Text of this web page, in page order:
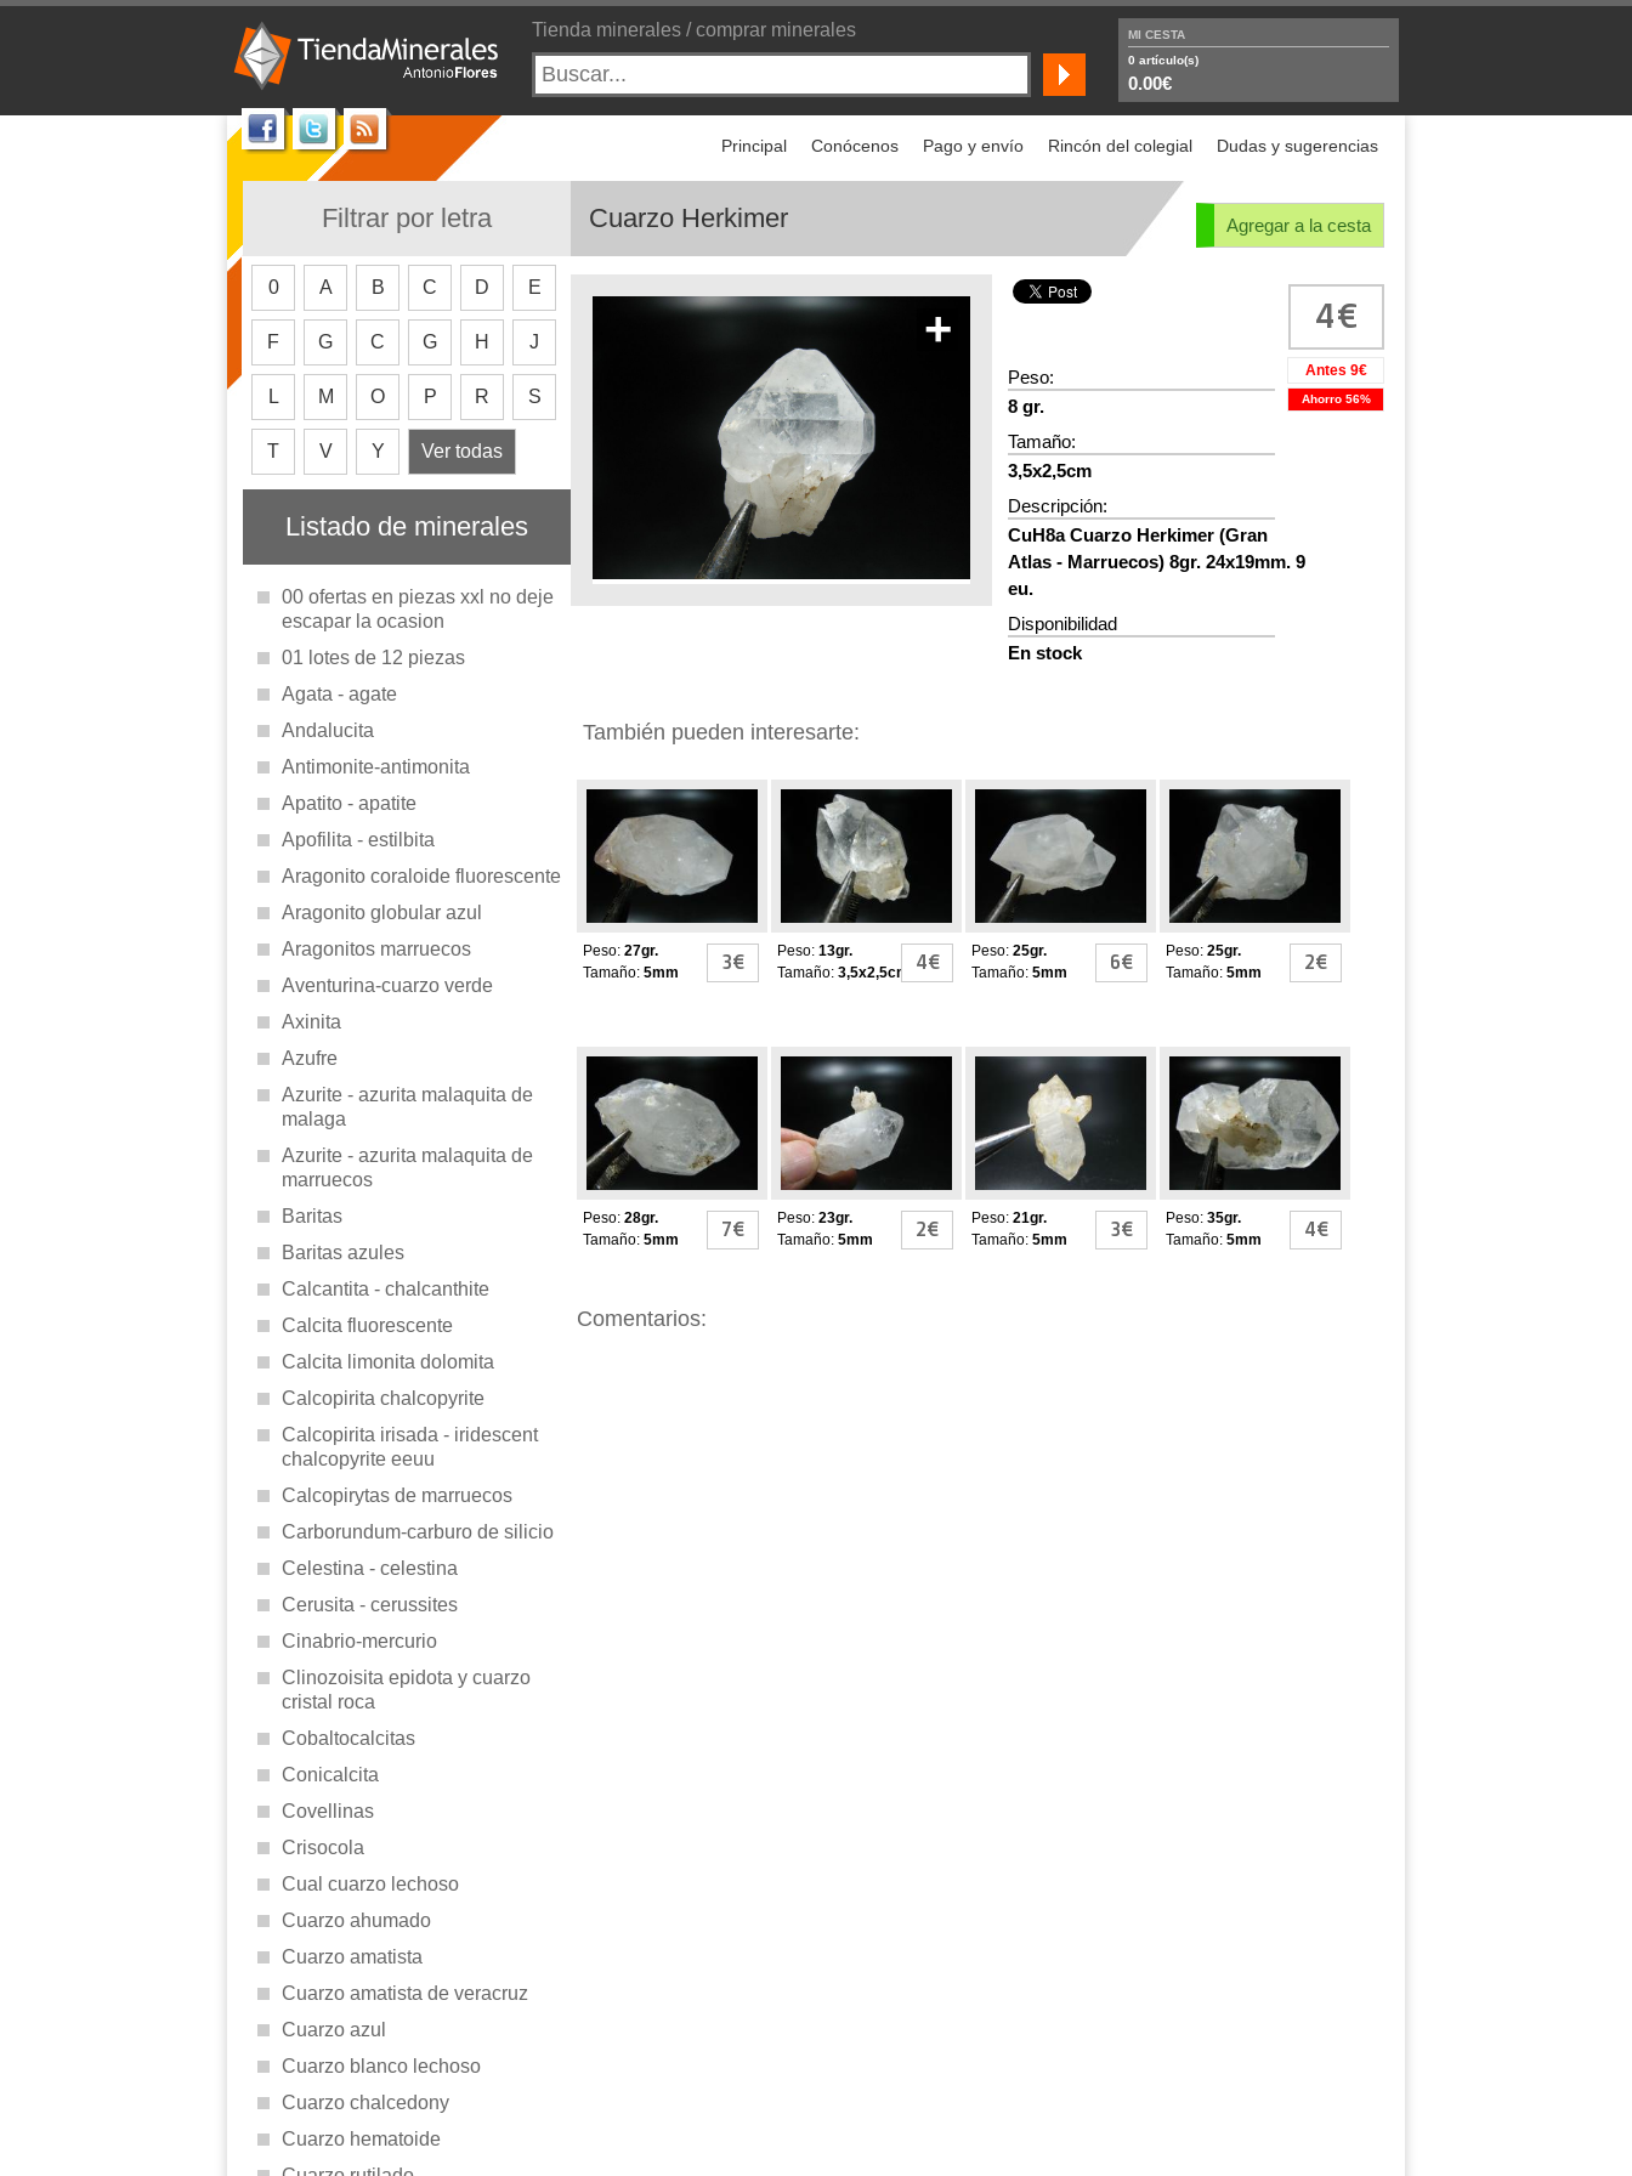
Tienda minerales / comprar minerales
MI CESTA
0 artículo(s)
0.00€
Principal Conócenos Pago y envío Rincón del colegial Dudas y sugerencias
Cuarzo Herkimer Agregar a la cesta
+ 4
Antes 9€
Ahorro 56%
Peso:
8 gr.
Tamaño:
3,5x2,5cm
Descripción:
CuH8a Cuarzo Herkimer (Gran
Atlas - Marruecos) 8gr. 24x19mm. 9
eu.
Disponibilidad
En stock
También pueden interesarte:
Cuarzo Herkimer
Peso: 27gr.
Tamaño: 5mm 3€
Cuarzo Herkimer
Peso: 13gr.
Tamaño: 3,5x2,5cm 4€ Peso: 25gr.
Tamaño: 5mm 6€
Cuarzo Herkimer
Peso: 25gr.
Tamaño: 5mm 2€
Peso: 28gr.
Tamaño: 5mm 7€
Cuarzo Herkimer
Peso: 23gr.
Tamaño: 5mm 2€
Cuarzo Herkimer
Peso: 21gr.
Tamaño: 5mm 3€
Cuarzo Herkimer
Peso: 35gr.
Tamaño: 5mm 4€
Comentarios:
Filtrar por letra
0 A B C D E
F G C G H J
L M O P R S
T V Y Ver todas
Listado de minerales
00 ofertas en piezas xxl no deje
escapar la ocasion
01 lotes de 12 piezas
Agata - agate
Andalucita
Antimonite-antimonita
Apatito - apatite
Apofilita - estilbita
Aragonito coraloide fluorescente
Aragonito globular azul
Aragonitos marruecos
Aventurina-cuarzo verde
Axinita
Azufre
Azurite - azurita malaquita de
malaga
Azurite - azurita malaquita de
marruecos
Baritas
Baritas azules
Calcantita - chalcanthite
Calcita fluorescente
Calcita limonita dolomita
Calcopirita chalcopyrite
Calcopirita irisada - iridescent
chalcopyrite eeuu
Calcopirytas de marruecos
Carborundum-carburo de silicio
Celestina - celestina
Cerusita - cerussites
Cinabrio-mercurio
Clinozoisita epidota y cuarzo
cristal roca
Cobaltocalcitas
Conicalcita
Covellinas
Crisocola
Cual cuarzo lechoso
Cuarzo ahumado
Cuarzo amatista
Cuarzo amatista de veracruz
Cuarzo azul
Cuarzo blanco lechoso
Cuarzo chalcedony
Cuarzo hematoide